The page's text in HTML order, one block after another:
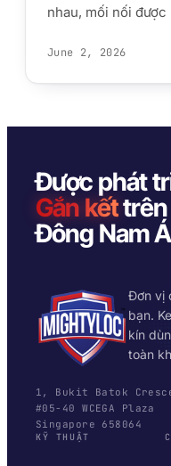
AFT 1120GF
AFT 1200GF
Băng keo bọt
XEM THÊM→
Kính và gốm sứ
Nhựa (không phải
sợi thủy tinh
nhau, mối nối được
June 2, 2026
Được phát
Gắn kết
Đông Nam
Đơn vị
bạn.
kín
toàn
1, Bukit Batok
#05-40 WCEGA Plaza
Singapore 658064
KỸ THUẬT